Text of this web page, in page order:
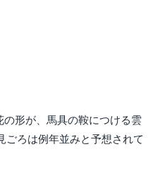
形が、馬具の鞍につける雲
ごろは例年並みと予想されて